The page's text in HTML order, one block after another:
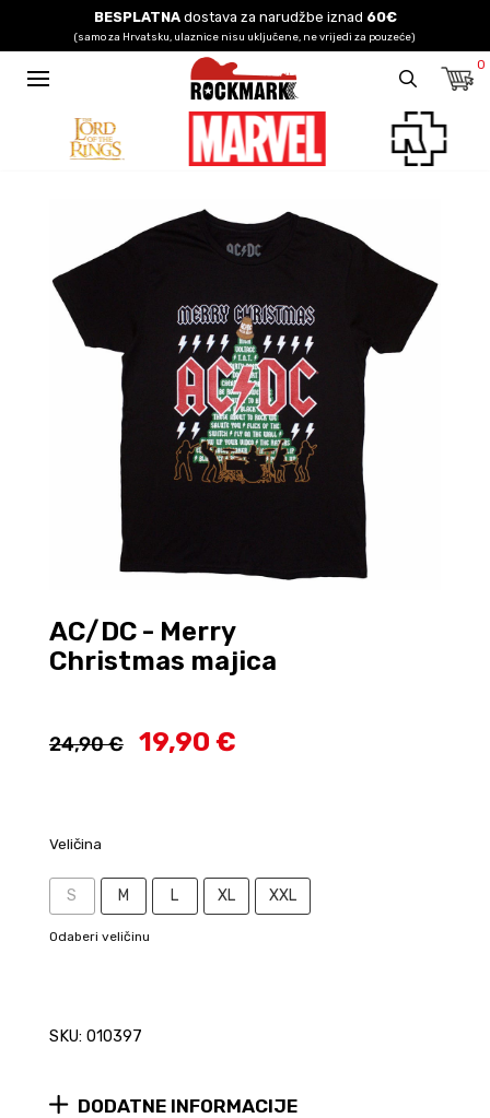
BESPLATNAdostava za narudžbe iznad 60€
(samo za Hrvatsku, ulaznice nisu uključene, ne vrijedi za pouzeće)
0
AC/DC - Merry
Christmas majica
24,90 € 19,90 €
Veličina
S M L XL XXL
Odaberi veličinu
SKU: 010397
DODATNE INFORMACIJE